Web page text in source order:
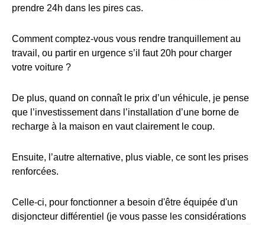
prendre 24h dans les pires cas.
Comment comptez-vous vous rendre tranquillement au
travail, ou partir en urgence s’il faut 20h pour charger
votre voiture ?
De plus, quand on connaît le prix d’un véhicule, je pense
que l’investissement dans l’installation d’une borne de
recharge à la maison en vaut clairement le coup.
Ensuite, l’autre alternative, plus viable, ce sont les prises
renforcées.
Celle-ci, pour fonctionner a besoin d'être équipée d'un
disjoncteur différentiel (je vous passe les considérations